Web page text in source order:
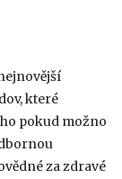
které
pokud možno
za zdravé